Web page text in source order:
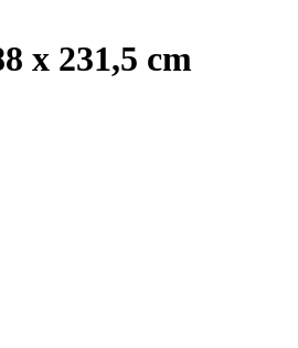
x 231,5 cm